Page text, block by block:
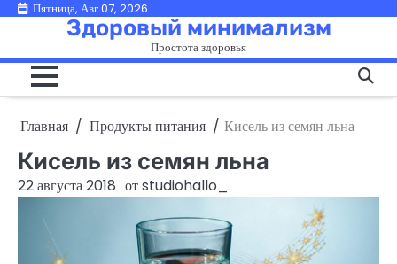
ПерейтиПятница, Авг 07, 2026
Здоровый минимализм
Простота здоровья
Главная Продукты питания Кисель из семян льна
Кисель из семян льна
22 августа 2018 отstudiohallo_